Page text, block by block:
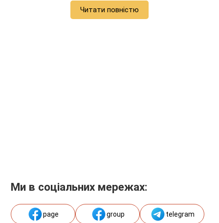
Читати повністю
Ми в соціальних мережах:
page group telegram